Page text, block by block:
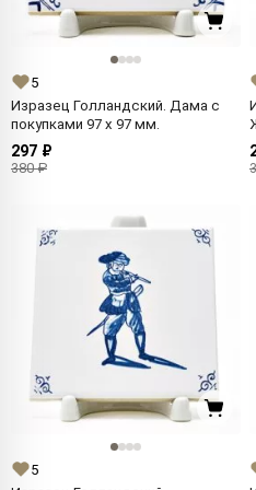
5
Изразец Голландский. Дама с
покупками 97 x 97 мм.
297 ₽
380 ₽
5